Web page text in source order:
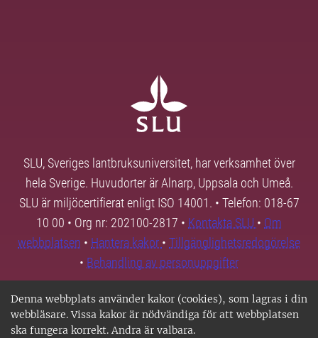
Denna webbplats använder kakor (cookies), som lagras i din
webbläsare. Vissa kakor är nödvändiga för att webbplatsen
ska fungera korrekt. Andra är valbara.
SLU, Sveriges lantbruksuniversitet, har verksamhet över
hela Sverige. Huvudorter är Alnarp, Uppsala och Umeå.
SLU är miljöcertifierat enligt ISO 14001. • Telefon: 018-67
10 00 • Org nr: 202100-2817 • Kontakta SLU • Om
webbplatsen • Hantera kakor • Tillgänglighetsredogörelse
• Behandling av personuppgifter